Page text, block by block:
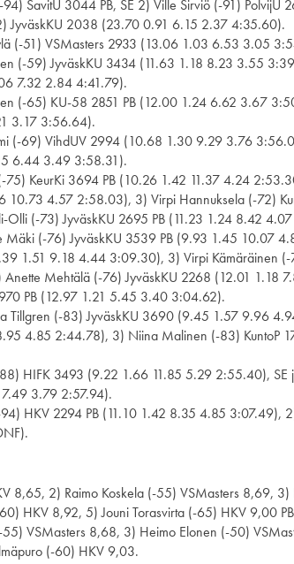
SavitU 3044 PB, SE 2) Ville Sirviö (-91) PolvijU
JyväskKU 2038 (23.70 0.91 6.15 2.37 4:35.60).
(-51) VSMasters 2933 (13.06 1.03 6.53 3.05
(-59) JyväskKU 3434 (11.63 1.18 8.23 3.55
7.32 2.84 4:41.79).
(-65) KU-58 2851 PB (12.00 1.24 6.62 3.67
3.17 3:56.64).
(-69) VihdUV 2994 (10.68 1.30 9.29 3.76
6.44 3.49 3:58.31).
75) KeurKi 3694 PB (10.26 1.42 11.37 4.24
10.73 4.57 2:58.03), 3) Virpi Hannuksela (-72)
(-73) JyväskKU 2695 PB (11.23 1.24 8.42
Mäki (-76) JyväskKU 3539 PB (9.93 1.45 10.07
1.51 9.18 4.44 3:09.30), 3) Virpi Kämäräinen (-
Mehtälä (-76) JyväskKU 2268 (12.01 1.18
PB (12.97 1.21 5.45 3.40 3:04.62).
Tillgren (-83) JyväskKU 3690 (9.45 1.57 9.96
4.85 2:44.78), 3) Niina Malinen (-83) KuntoP
HIFK 3493 (9.22 1.66 11.85 5.29 2:55.40), SE
3.79 2:57.94).
HKV 2294 PB (11.10 1.42 8.35 4.85 3:07.49),
8,65, 2) Raimo Koskela (-55) VSMasters 8,69, 3)
HKV 8,92, 5) Jouni Torasvirta (-65) HKV 9,00
VSMasters 8,68, 3) Heimo Elonen (-50)
(-60) HKV 9,03.